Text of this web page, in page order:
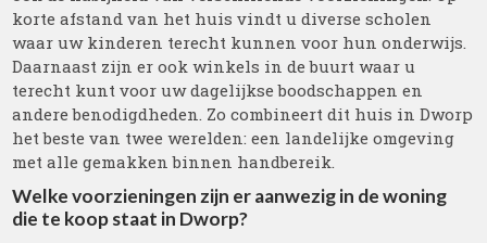
korte afstand van het huis vindt u diverse scholen
waar uw kinderen terecht kunnen voor hun onderwijs.
Daarnaast zijn er ook winkels in de buurt waar u
terecht kunt voor uw dagelijkse boodschappen en
andere benodigdheden. Zo combineert dit huis in Dworp
het beste van twee werelden: een landelijke omgeving
met alle gemakken binnen handbereik.
Welke voorzieningen zijn er aanwezig in de woning
die te koop staat in Dworp?